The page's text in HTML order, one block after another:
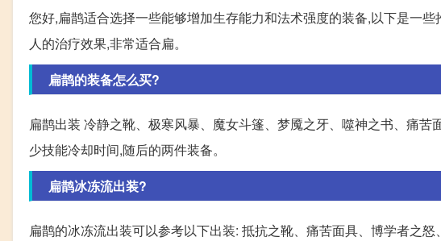
您好,扁鹊适合选择一些能够增加生存能力和法术强度的装备,以下是一
人的治疗效果,非常适合扁。
扁鹊的装备怎么买?
扁鹊出装 冷静之靴、极寒风暴、魔女斗篷、梦魇之牙、噬神之书、痛
少技能冷却时间,随后的两件装备。
扁鹊冰冻流出装?
扁鹊的冰冻流出装可以参考以下出装: 抵抗之靴、痛苦面具、博学者之